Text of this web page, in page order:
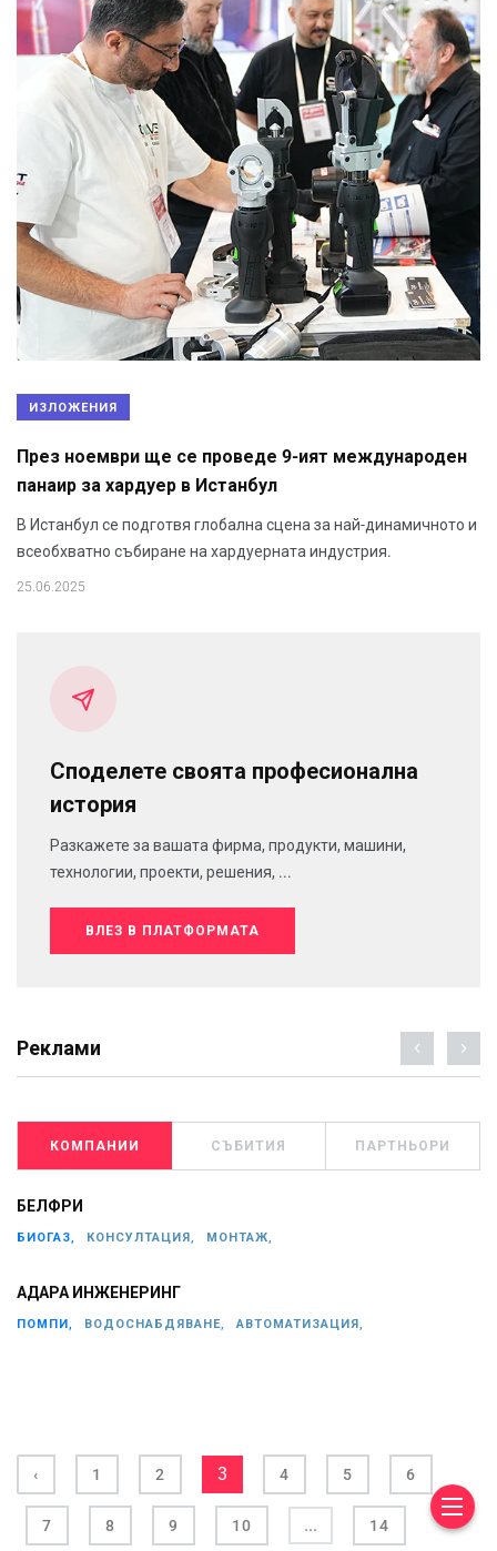
ИЗЛОЖЕНИЯ
През ноември ще се проведе 9-ият международен
панаир за хардуер в Истанбул
В Истанбул се подготвя глобална сцена за най-динамичното и
всеобхватно събиране на хардуерната индустрия.
25.06.2025
Споделете своята професионална
история
Разкажете за вашата фирма, продукти, машини,
технологии, проекти, решения, ...
ВЛЕЗ В ПЛАТФОРМАТА
Реклами
КОМПАНИИ СЪБИТИЯ ПАРТНЬОРИ
БЕЛФРИ
БИОГАЗ, КОНСУЛТАЦИЯ, МОНТАЖ,
АДАРА ИНЖЕНЕРИНГ
ПОМПИ, ВОДОСНАБДЯВАНЕ, АВТОМАТИЗАЦИЯ,
‹ 1 2 3 4 5 6
7 8 9 10 ... 14